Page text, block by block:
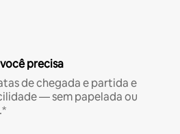
precisa
de chegada e partida e
— sem papelada ou